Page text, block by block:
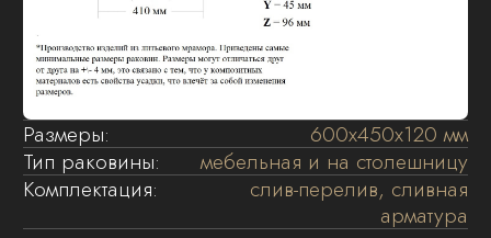
Процесс установки раковин не сложен,
однако лучше это доверить профессионалам.
Композитные раковины «MADERA»
предназначены для использования в ванной
комнате. Модели раковин, которые
устанавливаются на тумбы крепятся с
использованием силиконового герметика.
01
Установите тумбу в место последующей
эксплуатации. Если тумба навесная –
закрепите ее на стене , варианты и
способы установки описаны в инструкции
к тумбе.